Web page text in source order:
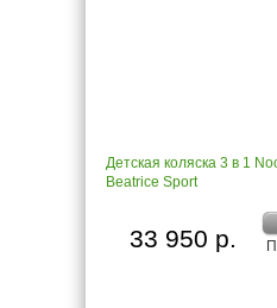
Детская коляска 3 в 1
Beatrice Sport
33 950 р.